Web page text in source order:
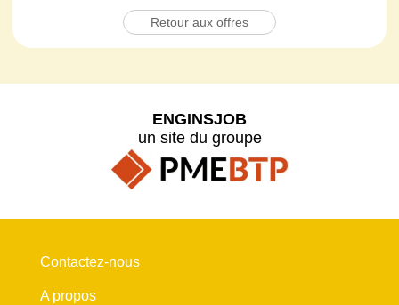
Retour aux offres
ENGINSJOB
un site du groupe
Contactez-nous
A propos